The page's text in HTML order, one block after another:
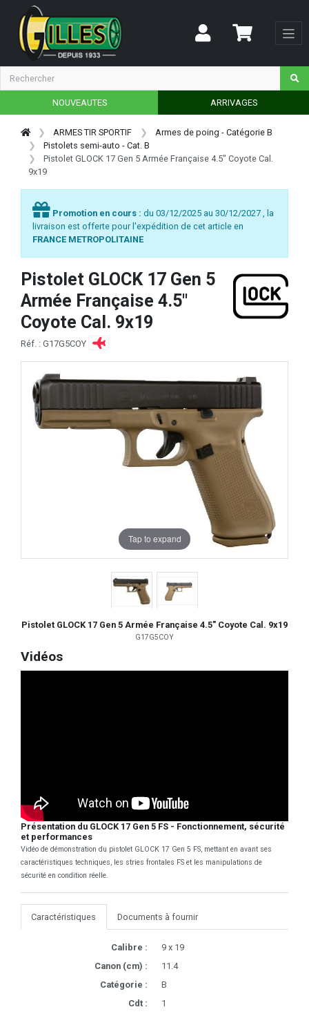
NOUVEAUTES ARRIVAGES
ARMES TIR SPORTIF
Armes de poing - Catégorie B
Pistolets semi-auto - Cat. B
Pistolet GLOCK 17 Gen 5 Armée Française 4.5" Coyote Cal.
9x19
Promotion en cours : du 03/12/2025 au 30/12/2027 , la
livraison est offerte pour l'expédition de cet article en
FRANCE METROPOLITAINE
Pistolet GLOCK 17 Gen 5
Armée Française 4.5"
Coyote Cal. 9x19
Réf. : G17G5COY
Tap to expand
Pistolet GLOCK 17 Gen 5 Armée Française 4.5" Coyote Cal. 9x19
G17G5COY
Vidéos
Présentation du GLOCK 17 Gen 5 FS - Fonctionnement, sécurité
et performances
Vidéo de démonstration du pistolet GLOCK 17 Gen 5 FS, mettant en avant ses
caractéristiques techniques, les stries frontales FS et les manipulations de
sécurité en condition réelle.
Caractéristiques Documents à fournir
Calibre :
9 x 19
Canon (cm) :
11.4
Catégorie :
B
Cdt :
1